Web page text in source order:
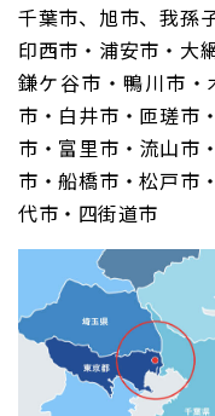
千葉市、旭市、我孫
印西市・浦安市・大
鎌ケ谷市・鴨川市
市・白井市・匝瑳市
市・富里市・流山市
市・船橋市・松戸市
代市・四街道市